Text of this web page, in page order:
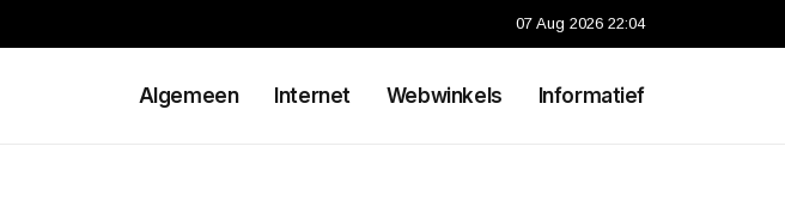
07 Aug 2026 22:04
Algemeen Internet Webwinkels Informatief